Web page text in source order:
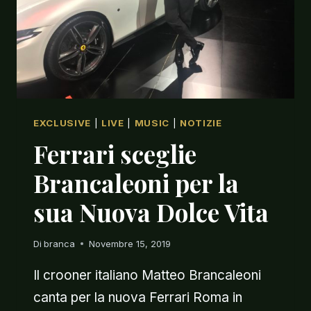
EXCLUSIVE LIVE MUSIC NOTIZIE
Ferrari sceglie
Brancaleoni per la
sua Nuova Dolce Vita
Di branca Novembre 15, 2019
Il crooner italiano Matteo Brancaleoni
canta per la nuova Ferrari Roma in